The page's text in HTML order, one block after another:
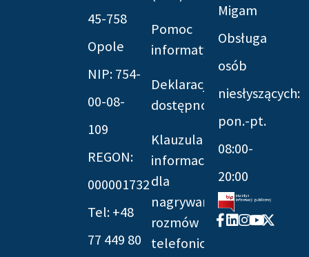
45-758
Opole
NIP: 754-
00-08-
109
REGON:
000001732
Tel: +48
77 449 80
Pomoc
informatyczna
Deklaracja
dostępności
Klauzula
informacyjna
dla
nagrywania
rozmów
telefonicznych
Migam
Obsługa
osób
niesłyszących:
pon.-pt.
08:00-
20:00
Facebook-
f
Linkedin
Instagram
Youtube
X-
twitter